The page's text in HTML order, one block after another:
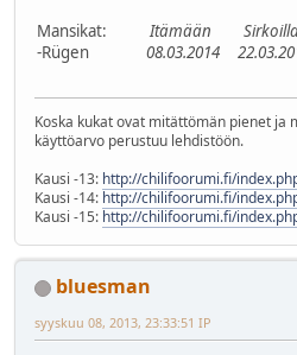
Mansikat:Itämään
-Rügen 08.03.2014
Koska kukat ovat mitättömän pienet ja
käyttöarvo perustuu lehdistöön.
Kausi -13: http://chilifoorumi.fi/
Kausi -14: http://chilifoorumi.fi/
Kausi -15: http://chilifoorumi.fi/
bluesman
syyskuu 08, 2013, 23:33:51 IP